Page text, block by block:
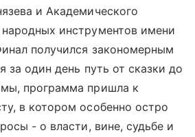
и Академического
инструментов имени
получился закономерным
за один день путь от сказки до
программа пришла к
в котором особенно остро
- о власти, вине, судьбе и